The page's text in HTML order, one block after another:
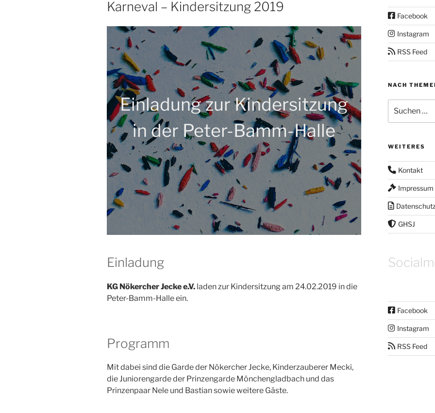
Karneval – Kindersitzung 2019
Einladung zur Kindersitzung
in der Peter-Bamm-Halle
Einladung
KG Nökercher Jecke e.V. laden zur Kindersitzung am 24.02.2019 in die
Peter-Bamm-Halle ein.
Programm
Mit dabei sind die Garde der Nökercher Jecke, Kinderzauberer Mecki,
die Juniorengarde der Prinzengarde Mönchengladbach und das
Prinzenpaar Nele und Bastian sowie weitere Gäste.
Facebook
Instagram
RSS Feed
NACH
nach:
WEITERES
Kontakt
Impressum
GHSJ
Facebook
Instagram
RSS Feed